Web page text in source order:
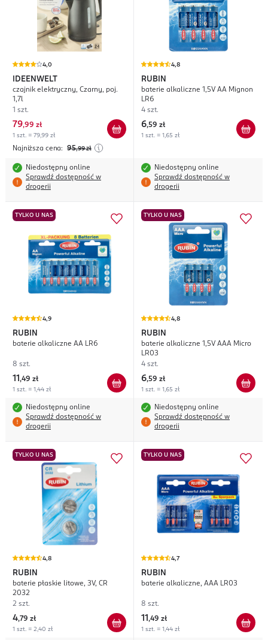
4,0
IDEENWELT
czajnik elektryczny, Czarny, poj.
1,7l
1 szt.
79,99 zł
1 szt. = 79,99 zł
Najniższa cena: 95,99 zł
Niedostępny online
Sprawdź dostępność w
drogerii
4,8
RUBIN
baterie alkaliczne 1,5V AA Mignon
LR6
4 szt.
6,59 zł
1 szt. = 1,65 zł
Niedostępny online
Sprawdź dostępność w
drogerii
TYLKO U NAS
4,9
RUBIN
baterie alkaliczne AA LR6
8 szt.
11 ,49 zł
1 szt. = 1,44 zł
Niedostępny online
Sprawdź dostępność w
drogerii
TYLKO U NAS
4,8
RUBIN
baterie alkaliczne 1,5V AAA Micro
LR03
4 szt.
6,59 zł
1 szt. = 1,65 zł
Niedostępny online
Sprawdź dostępność w
drogerii
TYLKO U NAS
4,8
RUBIN
baterie płaskie litowe, 3V, CR
2032
2 szt.
4,79 zł
1 szt. = 2,40 zł
TYLKO U NAS
4,7
RUBIN
baterie alkaliczne, AAA LR03
8 szt.
11 ,49 zł
1 szt. = 1,44 zł